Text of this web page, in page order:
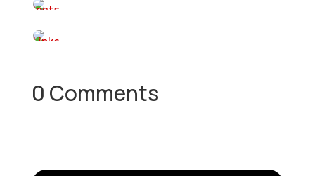
0 Comments